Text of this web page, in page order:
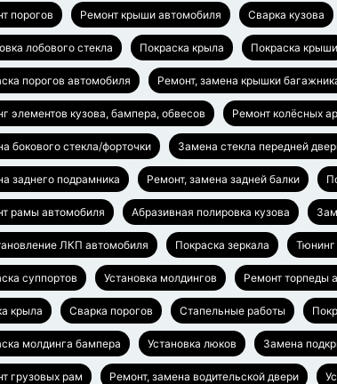
порогов Ремонт крыши автомобиля Сварка кузова
лобового стекла Покраска крыла Покраска крыши
порогов автомобиля Ремонт, замена крышки
элементов кузова, бампера, обвесов Ремонт колёсных
бокового стекла/форточки Замена стекла передней
заднего подрамника Ремонт, замена задней балки
рамы автомобиля Абразивная полировка кузова
ЛКП автомобиля Покраска зеркала Тюнинг
суппортов Установка молдингов Ремонт торпеды
крыла Сварка порогов Стапельные работы
молдинга бампера Установка люков Замена
грузовых рам Ремонт, замена водительской двери